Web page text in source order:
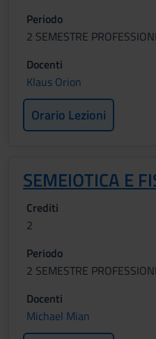
Periodo
2 SEMESTRE
Docenti
Klaus Orion
Orario Lezioni
SEMEIOTICA E
Crediti
2
Periodo
2 SEMESTRE
Docenti
Michael Mian